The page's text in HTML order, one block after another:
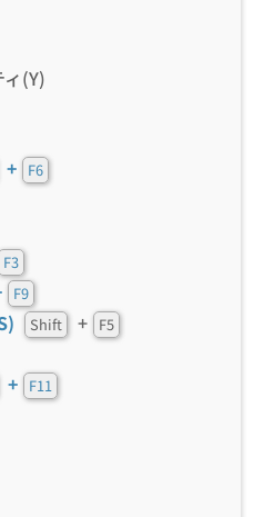
(Y)
+ F6
F3
F9
Shift + F5
+ F11